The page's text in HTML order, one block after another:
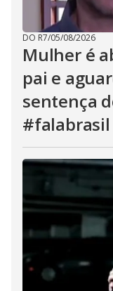
DO R7/05/08/2026
Mulher é
pai e
sentença
#falabrasil